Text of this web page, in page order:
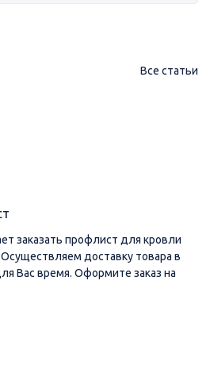
Все статьи
заказать профлист для кровли
доставку товара в
Вас время. Оформите заказ на